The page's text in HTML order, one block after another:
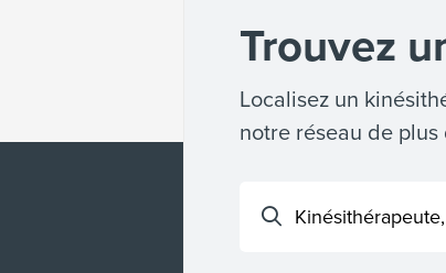
Trouvez
Localisez un
notre réseau de